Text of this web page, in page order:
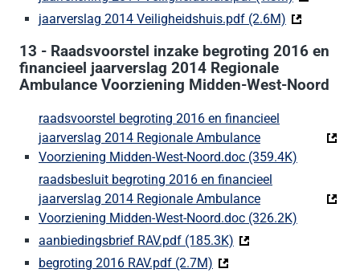
jaarverslag 2014 Veiligheidshuis.pdf (2.6M) (Deze link
13 - Raadsvoorstel inzake begroting 2016 en
financieel jaarverslag 2014 Regionale
Ambulance Voorziening Midden-West-Noord
raadsvoorstel begroting 2016 en financieel
jaarverslag 2014 Regionale Ambulance
Voorziening Midden-West-Noord.doc (359.4K)
raadsbesluit begroting 2016 en financieel
jaarverslag 2014 Regionale Ambulance
Voorziening Midden-West-Noord.doc (326.2K)
aanbiedingsbrief RAV.pdf (185.3K) (Deze link gaat naar
begroting 2016 RAV.pdf (2.7M) (Deze link gaat naar een